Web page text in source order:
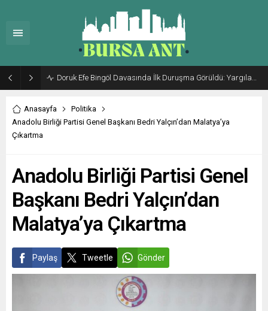
Doruk Efe Bingöl Davasında İlk Duruşma Görüldü: Yargılama 20 Ekim 2026’ya Ertelendi
Anasayfa
Politika
Anadolu Birliği Partisi Genel Başkanı Bedri Yalçın’dan Malatya’ya
Çıkartma
Anadolu Birliği Partisi Genel
Başkanı Bedri Yalçın’dan
Malatya’ya Çıkartma
Paylaş Tweetle Gönder